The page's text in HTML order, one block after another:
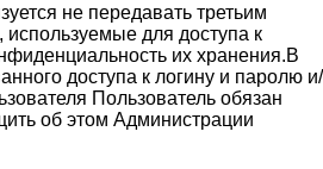
не передавать третьим
для доступа к
их хранения.В
доступа к логину и паролю и/
Пользователь обязан
об этом Администрации